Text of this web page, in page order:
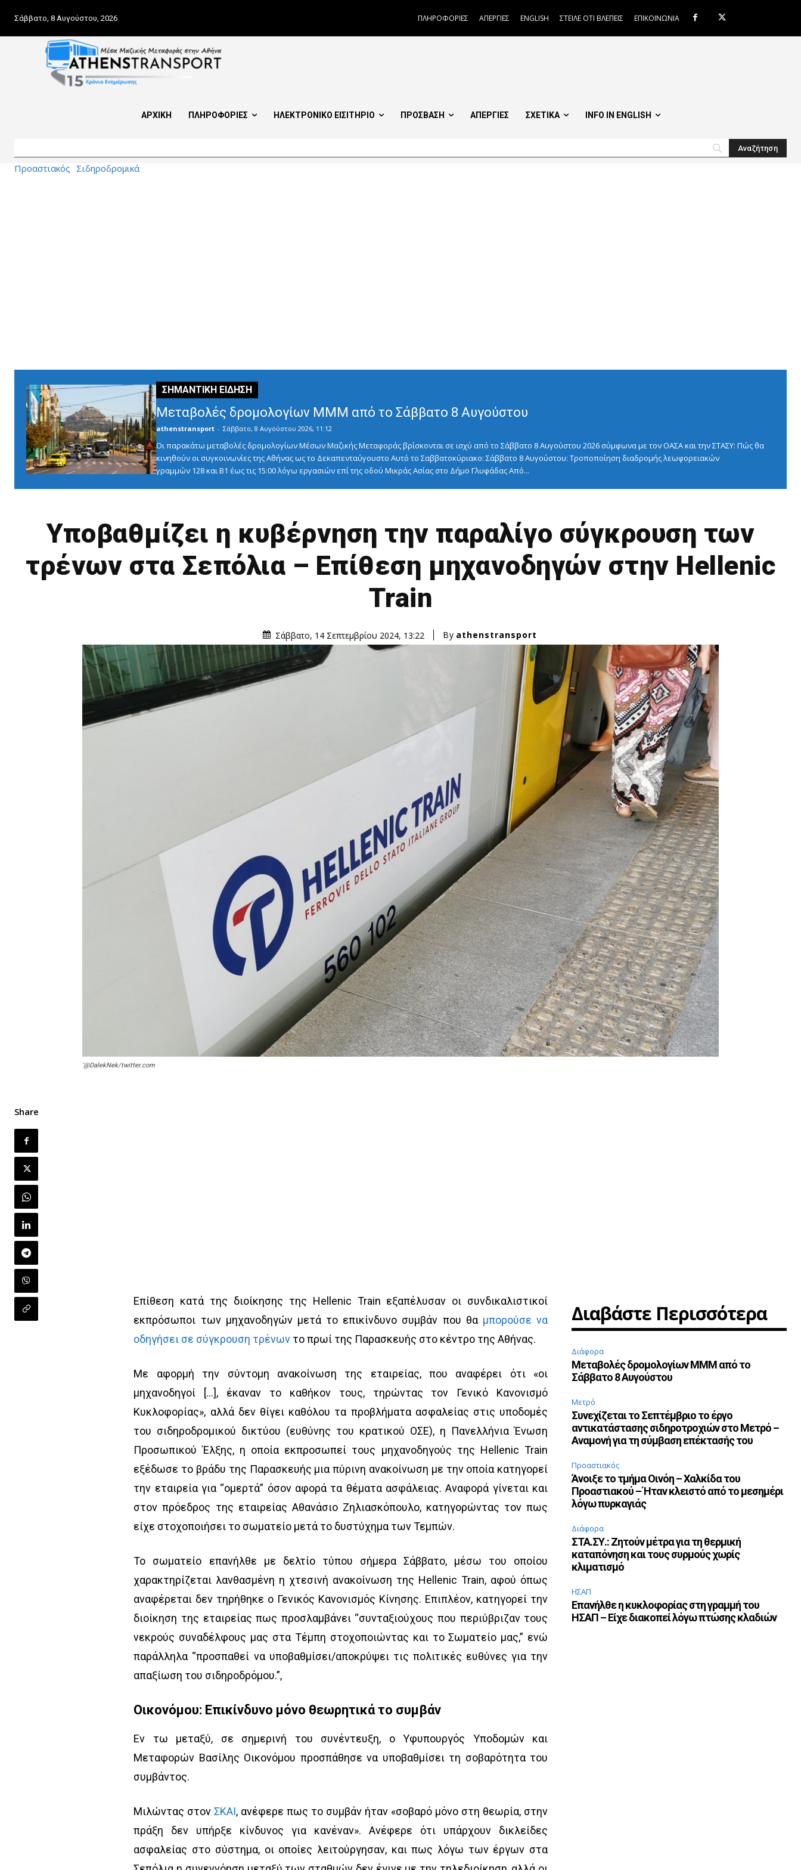
Σάββατο, 8 Αυγούστου, 2026 ΠΛΗΡΟΦΟΡΙΕΣ ΑΠΕΡΓΙΕΣ ENGLISH ΣΤΕΙΛΕ ΟΤΙ ΒΛΕΠΕΙΣ ΕΠΙΚΟΙΝΩΝΙΑ
ΑΡΧΙΚΗ ΠΛΗΡΟΦΟΡΙΕΣ ΗΛΕΚΤΡΟΝΙΚΟ ΕΙΣΙΤΗΡΙΟ ΠΡΟΣΒΑΣΗ ΑΠΕΡΓΙΕΣ ΣΧΕΤΙΚΑ INFO IN ENGLISH
Προαστιακός Σιδηροδρομικά
Μεταβολές δρομολογίων ΜΜΜ από το Σάββατο 8 Αυγούστου
athenstransport - Σάββατο, 8 Αυγούστου 2026, 11:12
Οι παρακάτω μεταβολές δρομολογίων Μέσων Μαζικής Μεταφοράς βρίσκονται σε ισχύ από το Σάββατο 8 Αυγούστου 2026 σύμφωνα με τον ΟΑΣΑ και την ΣΤΑΣΥ: Πώς θα
κινηθούν οι συγκοινωνίες της Αθήνας ως το Δεκαπενταύγουστο Αυτό το Σαββατοκύριακο: Σάββατο 8 Αυγούστου: Τροποποίηση διαδρομής λεωφορειακών
γραμμών 128 και Β1 έως τις 15:00 λόγω εργασιών επί της οδού Μικράς Ασίας στο Δήμο Γλυφάδας Από...
Υποβαθμίζει η κυβέρνηση την παραλίγο σύγκρουση των
τρένων στα Σεπόλια – Επίθεση μηχανοδηγών στην Hellenic
Train
Σάββατο, 14 Σεπτεμβρίου 2024, 13:22 By athenstransport
'@DalekNek/twitter.com
Share
Επίθεση κατά της διοίκησης της Hellenic Train εξαπέλυσαν οι συνδικαλιστικοί
εκπρόσωποι των μηχανοδηγών μετά το επικίνδυνο συμβάν που θα μπορούσε να
οδηγήσει σε σύγκρουση τρένων το πρωί της Παρασκευής στο κέντρο της Αθήνας.
Με αφορμή την σύντομη ανακοίνωση της εταιρείας, που αναφέρει ότι «οι
μηχανοδηγοί […], έκαναν το καθήκον τους, τηρώντας τον Γενικό Κανονισμό
Κυκλοφορίας», αλλά δεν θίγει καθόλου τα προβλήματα ασφαλείας στις υποδομές
του σιδηροδρομικού δικτύου (ευθύνης του κρατικού ΟΣΕ), η Πανελλήνια Ένωση
Προσωπικού Έλξης, η οποία εκπροσωπεί τους μηχανοδηγούς της Hellenic Train
εξέδωσε το βράδυ της Παρασκευής μια πύρινη ανακοίνωση με την οποία κατηγορεί
την εταιρεία για “ομερτά” όσον αφορά τα θέματα ασφάλειας. Αναφορά γίνεται και
στον πρόεδρος της εταιρείας Αθανάσιο Ζηλιασκόπουλο, κατηγορώντας τον πως
είχε στοχοποιήσει το σωματείο μετά το δυστύχημα των Τεμπών.
Το σωματείο επανήλθε με δελτίο τύπου σήμερα Σάββατο, μέσω του οποίου
χαρακτηρίζεται λανθασμένη η χτεσινή ανακοίνωση της Hellenic Train, αφού όπως
αναφέρεται δεν τηρήθηκε ο Γενικός Κανονισμός Κίνησης. Επιπλέον, κατηγορεί την
διοίκηση της εταιρείας πως προσλαμβάνει “συνταξιούχους που περιύβριζαν τους
νεκρούς συναδέλφους μας στα Τέμπη στοχοποιώντας και το Σωματείο μας,” ενώ
παράλληλα “προσπαθεί να υποβαθμίσει/αποκρύψει τις πολιτικές ευθύνες για την
απαξίωση του σιδηροδρόμου.”,
Οικονόμου: Επικίνδυνο μόνο θεωρητικά το συμβάν
Εν τω μεταξύ, σε σημερινή του συνέντευξη, ο Υφυπουργός Υποδομών και
Μεταφορών Βασίλης Οικονόμου προσπάθησε να υποβαθμίσει τη σοβαρότητα του
συμβάντος.
Μιλώντας στονΣΚΑΙ, ανέφερε πως το συμβάν ήταν «σοβαρό μόνο στη θεωρία, στην
πράξη δεν υπήρξε κίνδυνος για κανέναν». Ανέφερε ότι υπάρχουν δικλείδες
ασφαλείας στο σύστημα, οι οποίες λειτούργησαν, και πως λόγω των έργων στα
Διαβάστε Περισσότερα
Διάφορα
Μεταβολές δρομολογίων ΜΜΜ από το
Σάββατο 8 Αυγούστου
Μετρό
Συνεχίζεται το Σεπτέμβριο το έργο
αντικατάστασης σιδηροτροχιών στο Μετρό –
Αναμονή για τη σύμβαση επέκτασής του
Προαστιακός
Άνοιξε το τμήμα Οινόη – Χαλκίδα του
Προαστιακού – Ήταν κλειστό από το μεσημέρι
λόγω πυρκαγιάς
Διάφορα
ΣΤΑ.ΣΥ.: Ζητούν μέτρα για τη θερμική
καταπόνηση και τους συρμούς χωρίς
κλιματισμό
ΗΣΑΠ
Επανήλθε η κυκλοφορίας στη γραμμή του
ΗΣΑΠ – Είχε διακοπεί λόγω πτώσης κλαδιών